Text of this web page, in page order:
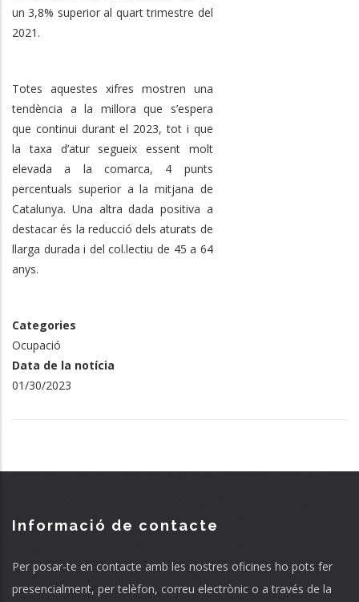
un 3,8% superioral quarttrimestre del
2021.
Totes aquestes xifres mostren una
tendència a la millora que s’espera
que continui durant el 2023, tot i que
la taxa d’atur segueix essent molt
elevada a la comarca, 4 punts
percentuals superior a la mitjana de
Catalunya. Una altra dada positiva a
destacar és la reducció dels aturats de
llarga durada i del col.lectiu de 45 a 64
anys.
Categories
Ocupació
Data de la notícia
01/30/2023
Informació de contacte
Per posar-te en contacte amb les nostres oficines ho pots fer
presencialment, per telèfon, correu electrònic o a través de la